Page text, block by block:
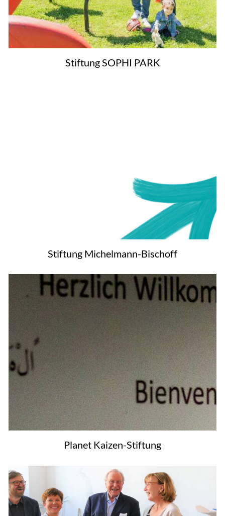
Stiftung SOPHI PARK
Stiftung Michelmann-Bischoff
Planet Kaizen-Stiftung